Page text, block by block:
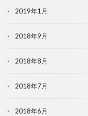
2019年1月
2018年9月
2018年8月
2018年7月
2018年6月